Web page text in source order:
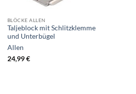
BLÖCKE ALLEN
Taljeblock mit Schlitzklemme
und Unterbügel
Allen
24,99€